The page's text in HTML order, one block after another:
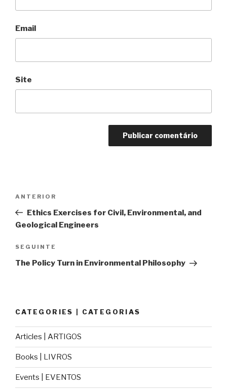
Email
Site
artigos
Conteúdo
anterior
ANTERIOR
Ethics Exercises for Civil, Environmental, and
Geological Engineers
Conteúdo
seguinte
SEGUINTE
The Policy Turn in Environmental Philosophy
CATEGORIES | CATEGORIAS
Articles | ARTIGOS
Books | LIVROS
Events | EVENTOS